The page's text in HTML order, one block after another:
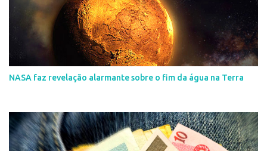
NASA faz revelação alarmante sobre o fim da água na Terra